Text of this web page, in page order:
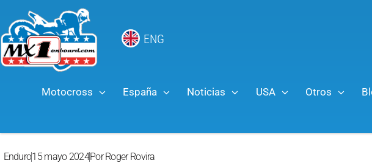
ENG
Motocross España Noticias USA Otros
Enduro15 mayo 2024PorRoger Rovira